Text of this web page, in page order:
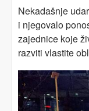
Nekadašnje
i njegovalo
zajednice koje
razviti vlastite